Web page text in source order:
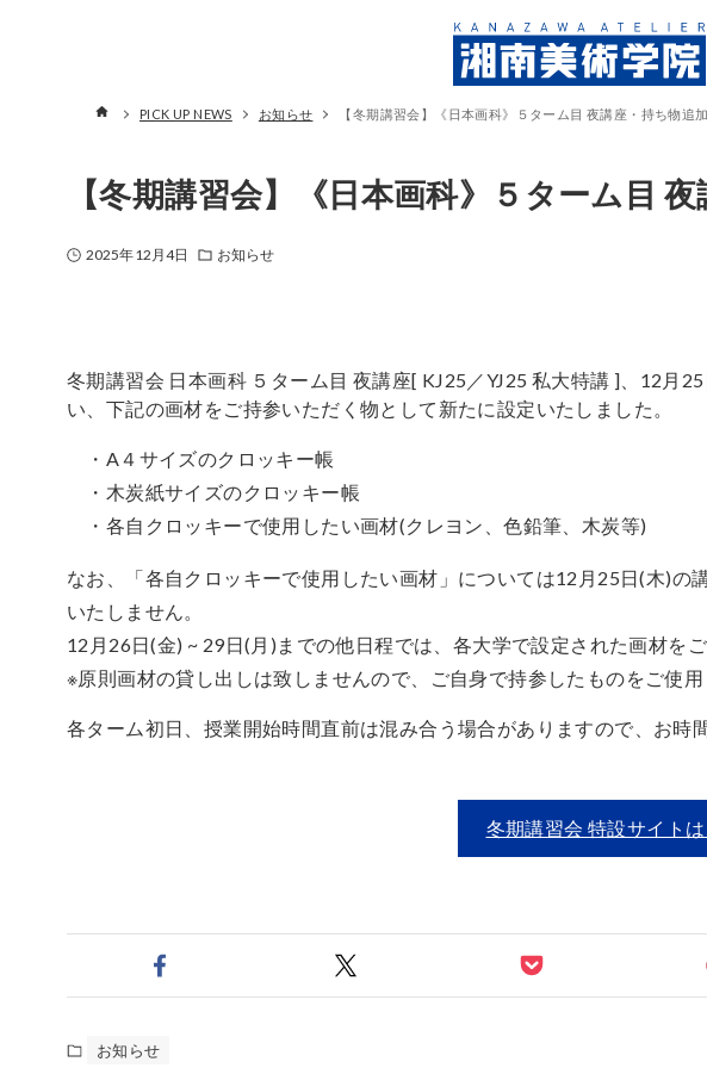
PICK UP NEWS お知らせ 【冬期講習会】《日本画科》５ターム目 夜講座・持ち物追
【冬期講習会】《日本画科》５ターム目
2025年12月4日 お知らせ
冬期講習会 日本画科 ５ターム目 夜講座[ KJ25／YJ25 私大特講 ]、12月
い、下記の画材をご持参いただく物として新たに設定いたしました。
・A４サイズのクロッキー帳
・木炭紙サイズのクロッキー帳
・各自クロッキーで使用したい画材(クレヨン、色鉛筆、木炭等)
なお、「各自クロッキーで使用したい画材」については12月25日(木)の
いたしません。
12月26日(金) ~ 29日(月)までの他日程では、各大学で設定された画材をご
※原則画材の貸し出しは致しませんので、ご自身で持参したものをご使用
各ターム初日、授業開始時間直前は混み合う場合がありますので、お時
冬期講習会 特設サイト
お知らせ